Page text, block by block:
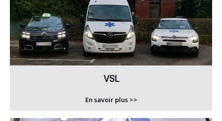
VSL
En savoir plus >>